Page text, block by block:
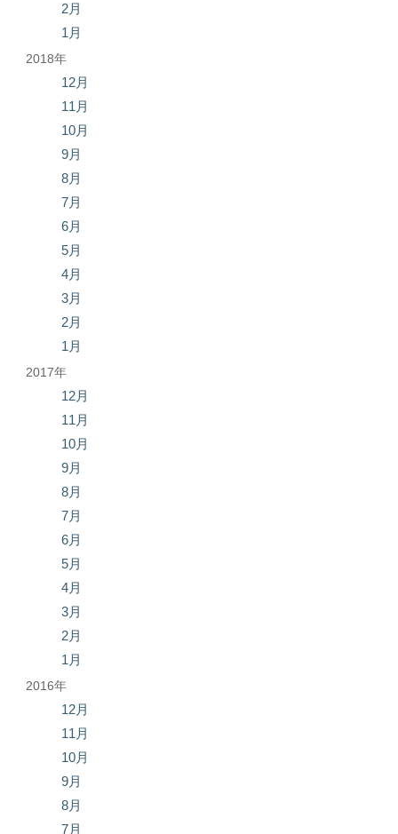
2月
1月
2018年
12月
11月
10月
9月
8月
7月
6月
5月
4月
3月
2月
1月
2017年
12月
11月
10月
9月
8月
7月
6月
5月
4月
3月
2月
1月
2016年
12月
11月
10月
9月
8月
7月